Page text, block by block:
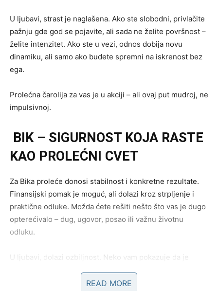
U ljubavi, strast je naglašena. Ako ste slobodni, privlačite
pažnju gde god se pojavite, ali sada ne želite površnost –
želite intenzitet. Ako ste u vezi, odnos dobija novu
dinamiku, ali samo ako budete spremni na iskrenost bez
ega.
Prolećna čarolija za vas je u akciji – ali ovaj put mudroj, ne
impulsivnoj.
BIK – SIGURNOST KOJA RASTE
KAO PROLEĆNI CVET
Za Bika proleće donosi stabilnost i konkretne rezultate.
Finansijski pomak je moguć, ali dolazi kroz strpljenje i
praktične odluke. Možda ćete rešiti nešto što vas je dugo
opterećivalo – dug, ugovor, posao ili važnu životnu
odluku.
U ljubavi, dolazi ozbiljnost. Neko vam pokazuje da je
Slobodni Bikovi mogu upoznati osobu koja ne dolazi
READ MORE